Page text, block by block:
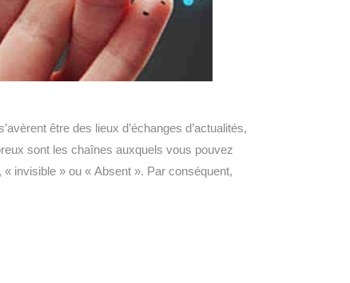
être des lieux d’échanges d’actualités,
sont les chaînes auxquels vous pouvez
invisible » ou « Absent ». Par conséquent,